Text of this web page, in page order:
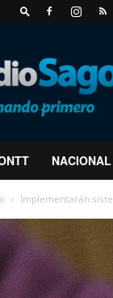
NACIONAL
Implementarán